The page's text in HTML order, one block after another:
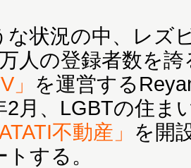
状況の中、レズ
人の登録者数を
を運営する
2月、LGBTの住ま
不動産」 を開
する。